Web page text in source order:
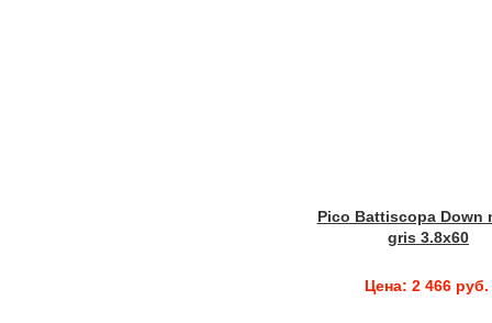
Pico Battiscopa Down
gris 3.8x60
Цена: 2 466 руб.